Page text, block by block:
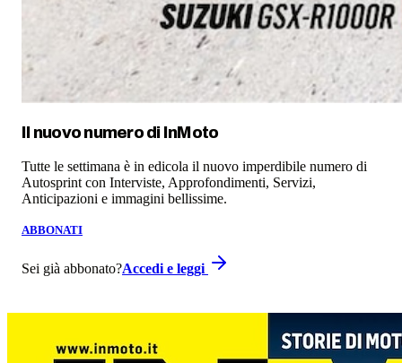
Il nuovo numero di InMoto
Tutte le settimana è in edicola il nuovo imperdibile numero di
Autosprint con Interviste, Approfondimenti, Servizi,
Anticipazioni e immagini bellissime.
ABBONATI
Sei già abbonato?Accedi e leggi